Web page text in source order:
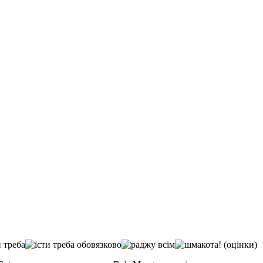
(оцінки)